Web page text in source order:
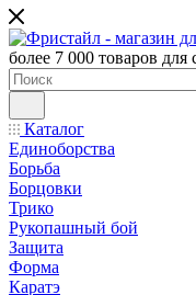
более 7 000 товаров для
Каталог
Единоборства
Борьба
Борцовки
Трико
Рукопашный бой
Защита
Форма
Каратэ